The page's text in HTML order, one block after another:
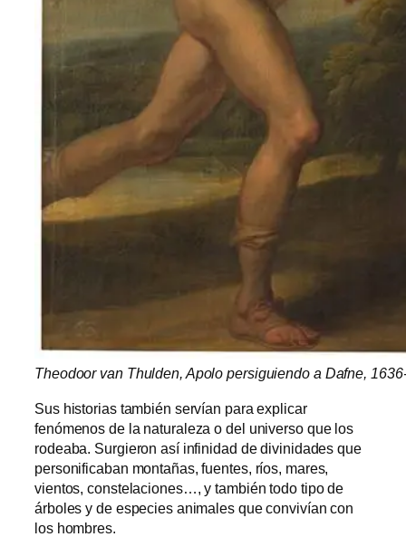
Theodoor van Thulden, Apolo persiguiendo a Dafne,
Sus historias también servían para explicar
fenómenos de la naturaleza o del universo que los
rodeaba. Surgieron así infinidad de divinidades que
personificaban montañas, fuentes, ríos, mares,
vientos, constelaciones…, y también todo tipo de
árboles y de especies animales que convivían con
los hombres.